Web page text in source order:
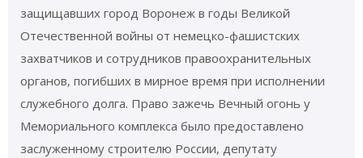
защищавших город Воронеж в годы Великой
Отечественной войны от немецко-фашистских
захватчиков и сотрудников правоохранительных
органов, погибших в мирное время при исполнении
служебного долга. Право зажечь Вечный огонь у
Мемориального комплекса было предоставлено
заслуженному строителю России, депутату